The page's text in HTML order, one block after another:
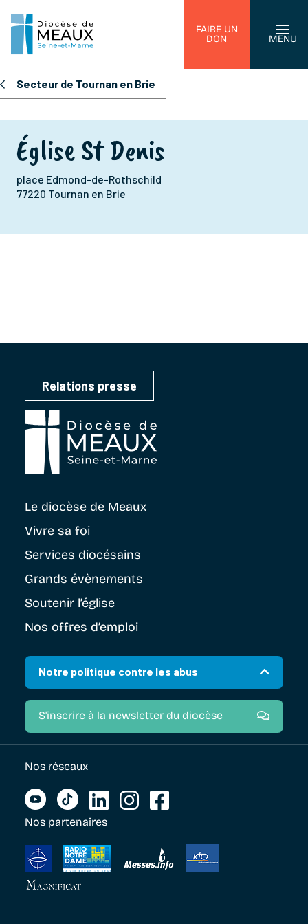
FAIRE UN
DON
MENU
Secteur de Tournan en Brie
Église St Denis
place Edmond-de-Rothschild
77220 Tournan en Brie
Relations presse
Le diocèse de Meaux
Vivre sa foi
Services diocésains
Grands évènements
Soutenir l’église
Nos offres d’emploi
Notre politique contre les abus
S'inscrire à la newsletter du diocèse
Nos réseaux
Nos partenaires